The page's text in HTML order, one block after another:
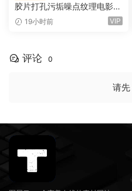
胶片打孔污垢噪点纹理电影帧
叠加电影短片剪辑转场过渡
19小时前 VIP
评论 0
请先